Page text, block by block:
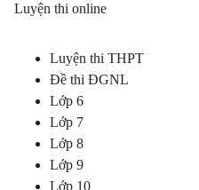
Luyện thi online
Luyện thi THPT
Đề thi ĐGNL
Lớp 6
Lớp 7
Lớp 8
Lớp 9
Lớp 10